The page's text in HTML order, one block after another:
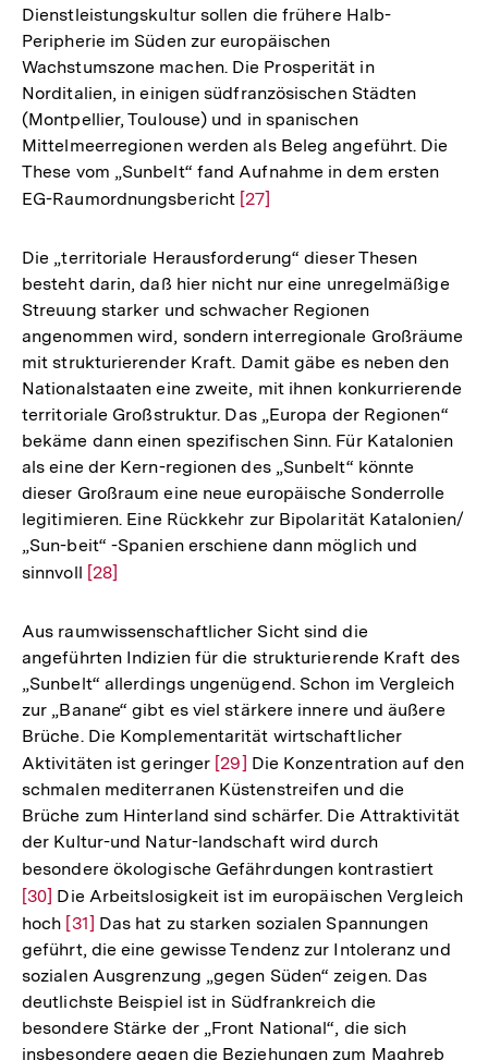
Dienstleistungskultur sollen die frühere Halb-
Peripherie im Süden zur europäischen
Wachstumszone machen. Die Prosperität in
Norditalien, in einigen südfranzösischen Städten
(Montpellier, Toulouse) und in spanischen
Mittelmeerregionen werden als Beleg angeführt. Die
These vom „Sunbelt“ fand Aufnahme in dem ersten
EG-Raumordnungsbericht Zur
der
Fußnote
[27]
Die „territoriale Herausforderung“ dieser Thesen
besteht darin, daß hier nicht nur eine unregelmäßige
Streuung starker und schwacher Regionen
angenommen wird, sondern interregionale Großräume
mit strukturierender Kraft. Damit gäbe es neben den
Nationalstaaten eine zweite, mit ihnen konkurrierende
territoriale Großstruktur. Das „Europa der Regionen“
bekäme dann einen spezifischen Sinn. Für Katalonien
als eine der Kern-regionen des „Sunbelt“ könnte
dieser Großraum eine neue europäische Sonderrolle
legitimieren. Eine Rückkehr zur Bipolarität Katalonien/
„Sun-beit“ -Spanien erschiene dann möglich und
sinnvoll Zur
der
Fußnote
[28]
Aus raumwissenschaftlicher Sicht sind die
angeführten Indizien für die strukturierende Kraft des
„Sunbelt“ allerdings ungenügend. Schon im Vergleich
zur „Banane“ gibt es viel stärkere innere und äußere
Brüche. Die Komplementarität wirtschaftlicher
Aktivitäten ist geringer Zur
Auflösung
der
Fußnote
[29] Die Konzentration auf den
schmalen mediterranen Küstenstreifen und die
Brüche zum Hinterland sind schärfer. Die Attraktivität
der Kultur-und Natur-landschaft wird durch
besondere ökologische Gefährdungen kontrastiert
[30] Die Arbeitslosigkeit ist im europäischen Vergleich
hoch Zur
Auflösung
der
Fußnote
[31] Das hat zu starken sozialen Spannungen
geführt, die eine gewisse Tendenz zur Intoleranz und
sozialen Ausgrenzung „gegen Süden“ zeigen. Das
deutlichste Beispiel ist in Südfrankreich die
besondere Stärke der „Front National“, die sich
insbesondere gegen die Beziehungen zum Maghreb